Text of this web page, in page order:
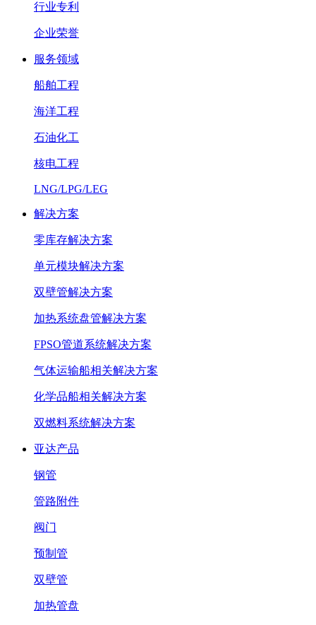
行业专利
企业荣誉
服务领域
船舶工程
海洋工程
石油化工
核电工程
LNG/LPG/LEG
解决方案
零库存解决方案
单元模块解决方案
双壁管解决方案
加热系统盘管解决方案
FPSO管道系统解决方案
气体运输船相关解决方案
化学品船相关解决方案
双燃料系统解决方案
亚达产品
钢管
管路附件
阀门
预制管
双壁管
加热管盘